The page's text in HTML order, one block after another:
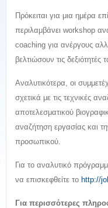
Πρόκειται για μια ημέρα
περιλαμβάνει workshop
coaching για ανέργους
βελτιώσουν τις
Αναλυτικότερα, οι
σχετικά με τις τεχνικές
αποτελεσματικού
αναζήτηση εργασίας και
προσωπικού.
Για το αναλυτικό
να επισκεφθείτε το http://
Για περισσότερες